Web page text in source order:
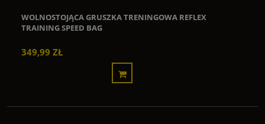
WOLNOSTOJĄCA GRUSZKA TRENINGOWA REFLEX
TRAINING SPEED BAG
349,99 ZŁ